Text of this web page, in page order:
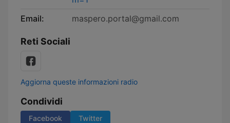
Email:
maspero.portal@gmail.com
Reti Sociali
Aggiorna queste informazioni radio
Condividi
Facebook Twitter